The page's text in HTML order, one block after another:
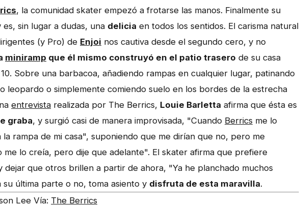
, la comunidad skater empezó a frotarse las manos. Finalmente su
sin lugar a dudas, una delicia en todos los sentidos. El carisma natural
(y Pro) de Enjoi nos cautiva desde el segundo cero, y no
miniramp que él mismo construyó en el patio trasero de su casa
Sobre una barbacoa, añadiendo rampas en cualquier lugar, patinando
leopardo o simplemente comiendo suelo en los bordes de la estrecha
entrevista realizada por The Berrics, Louie Barletta afirma que ésta es
graba, y surgió casi de manera improvisada, "Cuando Berrics me lo
rampa de mi casa", suponiendo que me dirían que no, pero me
me lo creía, pero dije que adelante". El skater afirma que prefiere
dejar que otros brillen a partir de ahora, "Ya he planchado muchos
última parte o no, toma asiento y disfruta de esta maravilla.
Lee Vía: The Berrics